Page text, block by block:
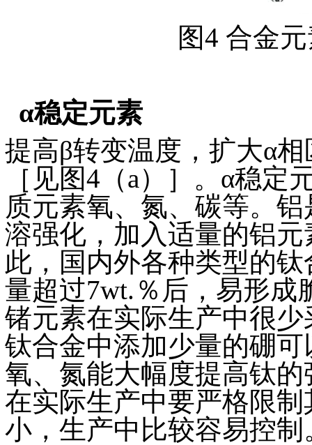
图4 合金
α稳定元素
提高β转变温度，扩大α
［见图4（a）］。α稳
质元素氧、氮、碳等。
溶强化，加入适量的铝
此，国内外各种类型的
量超过7wt.％后，易形
锗元素在实际生产中很
钛合金中添加少量的硼
氧、氮能大幅度提高钛
在实际生产中要严格限
小，生产中比较容易控制